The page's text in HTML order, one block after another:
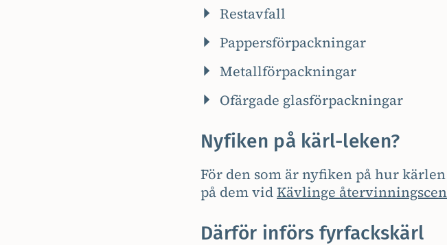
Restavfall
Pappersförpackningar
Metallförpackningar
Ofärgade glasförpackningar
Nyfiken på kärl-leken?
För den som är nyfiken på hur
på dem vidKävlinge
Därför införs fyrfackskärl